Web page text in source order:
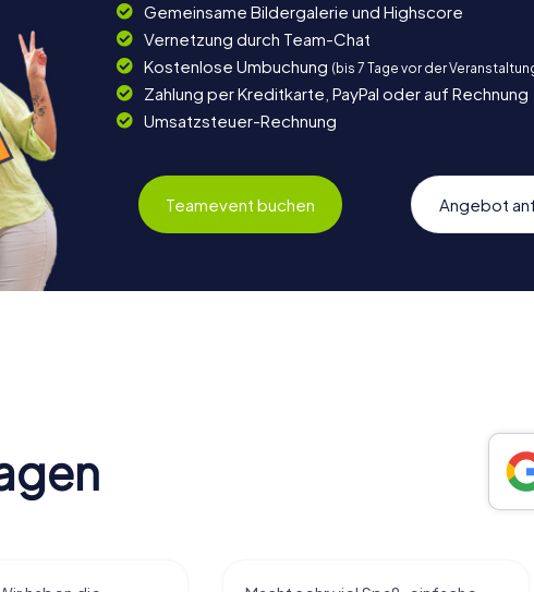
Gemeinsame Bildergalerie und Highscore
Vernetzung durch Team-Chat
Kostenlose Umbuchung (bis 7 Tage vor der
Zahlung per Kreditkarte, PayPal oder auf Rechnung
Umsatzsteuer-Rechnung
Teamevent buchen Angebot